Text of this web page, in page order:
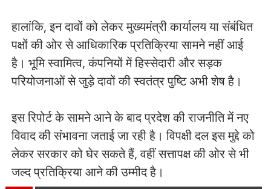
हालांकि, इन दावों को लेकर मुख्यमंत्री कार्यालय या संबंधित
पक्षों की ओर से आधिकारिक प्रतिक्रिया सामने नहीं आई
है। भूमि स्वामित्व, कंपनियों में हिस्सेदारी और सड़क
परियोजनाओं से जुड़े दावों की स्वतंत्र पुष्टि अभी शेष है।
इस रिपोर्ट के सामने आने के बाद प्रदेश की राजनीति में नए
विवाद की संभावना जताई जा रही है। विपक्षी दल इस मुद्दे को
लेकर सरकार को घेर सकते हैं, वहीं सत्तापक्ष की ओर से भी
जल्द प्रतिक्रिया आने की उम्मीद है।